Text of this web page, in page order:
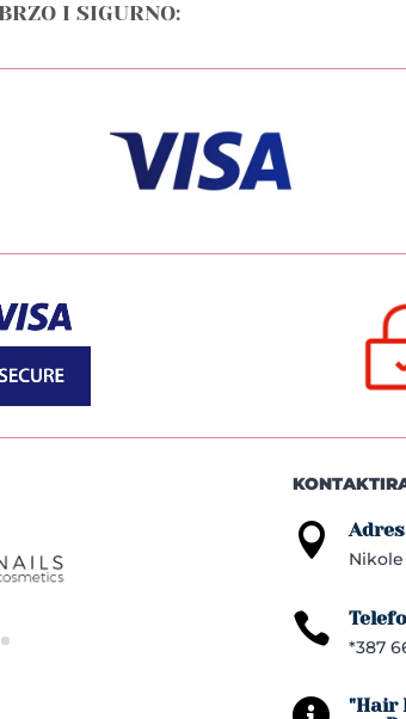
I SIGURNO:
 Nikole
 *387
"Hair